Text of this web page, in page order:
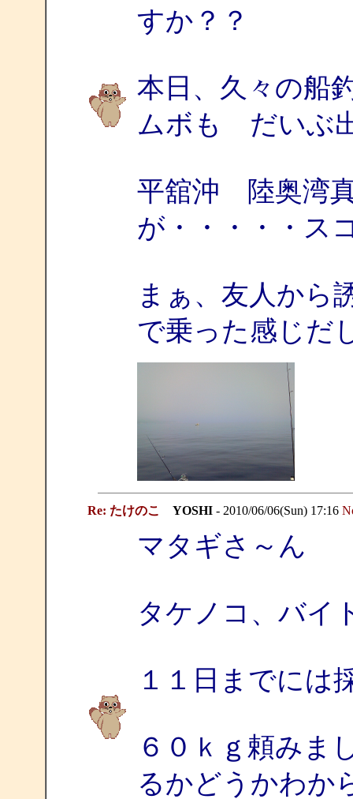
すか？？
本日、久々の船
ムボも だいぶ
平舘沖 陸奥湾
が・・・・・ス
まぁ、友人か
で乗った感じだ
Re: たけのこ YOSHI- 2010/06/06(Sun) 17:16
マタギさ～ん
タケノコ、バイ
１１日までに
６０ｋｇ頼みま
るかどうかわ